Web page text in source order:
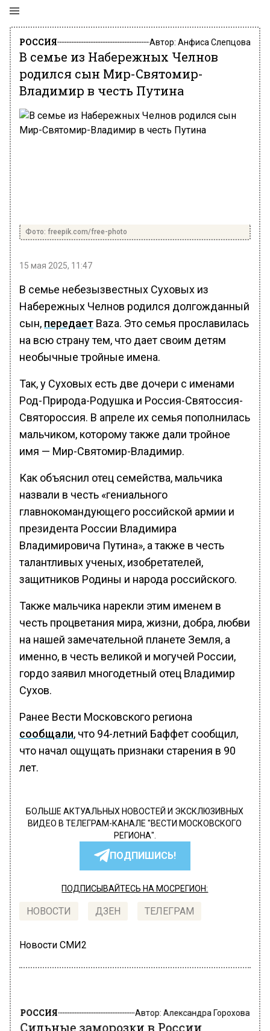
РОССИЯ Автор: Анфиса Слепцова
В семье из Набережных Челнов
родился сын Мир-Святомир-
Владимир в честь Путина
Фото: freepik.com/free-photo
15 мая 2025, 11:47
В семье небезызвестных Суховых из
Набережных Челнов родился долгожданный
сын, передает Baza. Это семья прославилась
на всю страну тем, что дает своим детям
необычные тройные имена.
Так, у Суховых есть две дочери с именами
Род-Природа-Родушка и Россия-Святоссия-
Святороссия. В апреле их семья пополнилась
мальчиком, которому также дали тройное
имя — Мир-Святомир-Владимир.
Как объяснил отец семейства, мальчика
назвали в честь «гениального
главнокомандующего российской армии и
президента России Владимира
Владимировича Путина», а также в честь
талантливых ученых, изобретателей,
защитников Родины и народа российского.
Также мальчика нарекли этим именем в
честь процветания мира, жизни, добра, любви
на нашей замечательной планете Земля, а
именно, в честь великой и могучей России,
гордо заявил многодетный отец Владимир
Сухов.
Ранее Вести Московского региона
сообщали, что 94-летний Баффет сообщил,
что начал ощущать признаки старения в 90
лет.
БОЛЬШЕ АКТУАЛЬНЫХ НОВОСТЕЙ И ЭКСКЛЮЗИВНЫХ
ВИДЕО В ТЕЛЕГРАМ-КАНАЛЕ "ВЕСТИ МОСКОВСКОГО
РЕГИОНА".
ПОДПИШИСЬ!
ПОДПИСЫВАЙТЕСЬ НА МОСРЕГИОН:
НОВОСТИ ДЗЕН ТЕЛЕГРАМ
Новости СМИ2
РОССИЯ Автор: Александра Горохова
Сильные заморозки в России